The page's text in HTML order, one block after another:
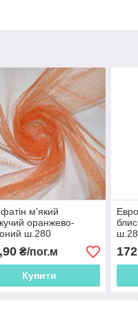
м'який
оранжево-
ш.280
₴/пог.м
Купити